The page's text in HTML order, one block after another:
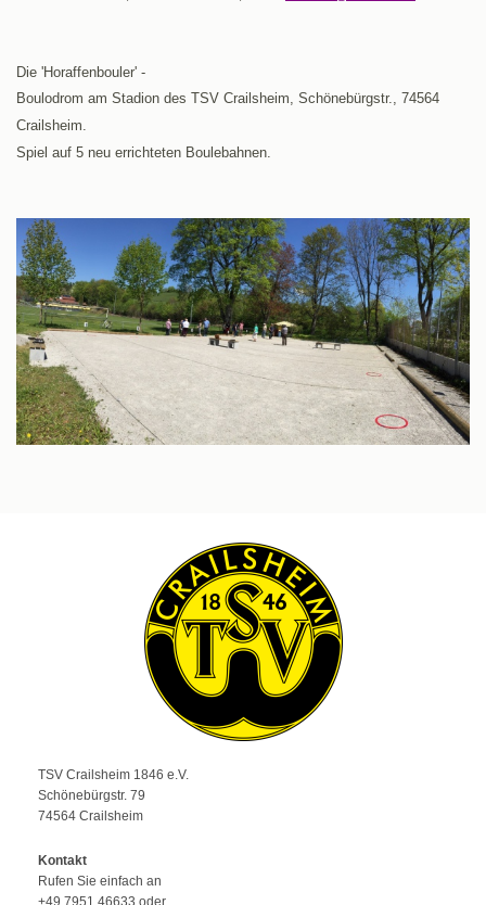
Die 'Horaffenbouler' -
Boulodrom am Stadion des TSV Crailsheim, Schönebürgstr., 74564
Crailsheim.
Spiel auf 5 neu errichteten Boulebahnen.
TSV Crailsheim 1846 e.V.
Schönebürgstr. 79
74564 Crailsheim
Kontakt
Rufen Sie einfach an
+49 7951 46633 oder